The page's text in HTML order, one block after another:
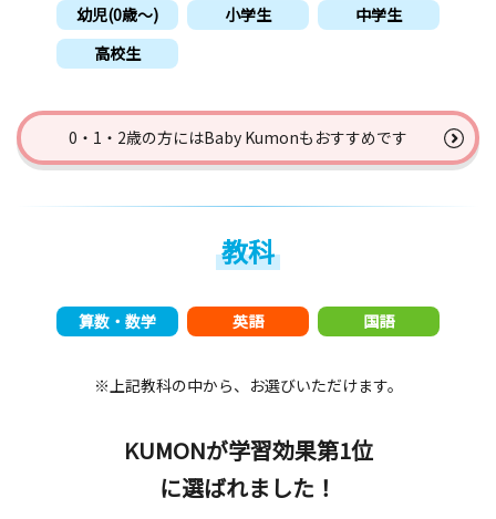
幼児(0歳〜) 小学生
中学生
高校生
0・1・2歳の方にはBaby Kumonもおすすめです
教科
算数・数学 英語 国語
※上記教科の中から、お選びいただけます。
KUMONが学習効果第1位
に選ばれました！